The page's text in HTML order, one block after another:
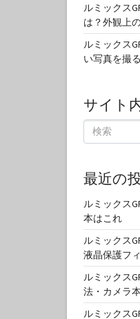
ルミックス
は？外観上
ルミックス
い写真を撮
サイト
最近の
ルミックス
本はこれ
ルミックス
液晶保護フ
ルミックス
法・カメラ
ルミックス